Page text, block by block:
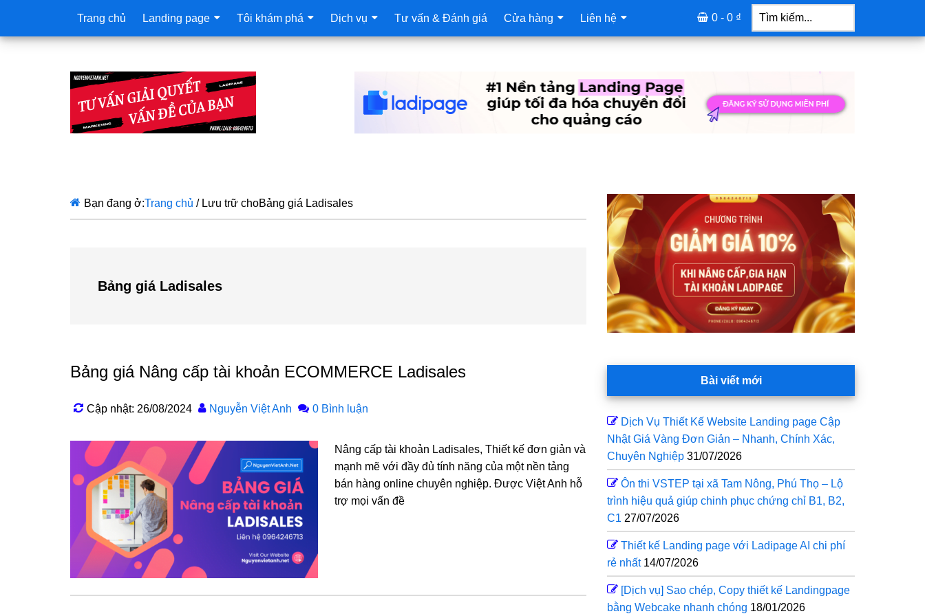
Trang chủ Landing page Tôi khám phá Dịch vụ Tư vấn & Đánh giá Cửa hàng Liên hệ
Tìm
kiếm...
0 - 0 ₫
Bạn đang ở:Trang chủ /Lưu trữ choBảng giá Ladisales
Bảng giá Ladisales
Bảng giá Nâng cấp tài khoản ECOMMERCE Ladisales
Cập nhật: 26/08/2024 Nguyễn Việt Anh 0 Bình luận
Nâng cấp tài khoản Ladisales, Thiết kế đơn giản và
mạnh mẽ với đầy đủ tính năng của một nền tảng
bán hàng online chuyên nghiệp. Được Việt Anh hỗ
trợ mọi vấn đề
Sidebar
chính
Bài viết mới
Dịch Vụ Thiết Kế Website Landing page Cập
Nhật Giá Vàng Đơn Giản – Nhanh, Chính Xác,
Chuyên Nghiệp 31/07/2026
Ôn thi VSTEP tại xã Tam Nông, Phú Thọ – Lộ
trình hiệu quả giúp chinh phục chứng chỉ B1, B2,
C1 27/07/2026
Thiết kế Landing page với Ladipage AI chi phí
rẻ nhất 14/07/2026
[Dịch vụ] Sao chép, Copy thiết kế Landingpage
bằng Webcake nhanh chóng 18/01/2026